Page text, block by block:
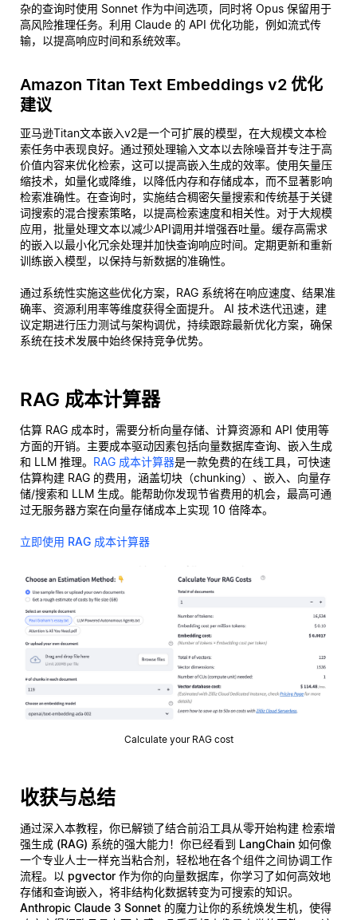
杂的查询时使用 Sonnet 作为中间选项，同时将 Opus 保留用于
高风险推理任务。利用 Claude 的 API 优化功能，例如流式传
输，以提高响应时间和系统效率。
Amazon Titan Text Embeddings v2 优化
建议
亚马逊Titan文本嵌入v2是一个可扩展的模型，在大规模文本检
索任务中表现良好。通过预处理输入文本以去除噪音并专注于高
价值内容来优化检索，这可以提高嵌入生成的效率。使用矢量压
缩技术，如量化或降维，以降低内存和存储成本，而不显著影响
检索准确性。在查询时，实施结合稠密矢量搜索和传统基于关键
词搜索的混合搜索策略，以提高检索速度和相关性。对于大规模
应用，批量处理文本以减少API调用并增强吞吐量。缓存高需求
的嵌入以最小化冗余处理并加快查询响应时间。定期更新和重新
训练嵌入模型，以保持与新数据的准确性。
通过系统性实施这些优化方案，RAG 系统将在响应速度、结果准
确率、资源利用率等维度获得全面提升。 AI 技术迭代迅速，建
议定期进行压力测试与架构调优，持续跟踪最新优化方案，确保
系统在技术发展中始终保持竞争优势。
RAG 成本计算器
估算 RAG 成本时，需要分析向量存储、计算资源和 API 使用等
方面的开销。主要成本驱动因素包括向量数据库查询、嵌入生成
和 LLM 推理。 RAG 成本计算器是一款免费的在线工具，可快速
估算构建 RAG 的费用，涵盖切块（chunking）、嵌入、向量存
储/搜索和 LLM 生成。能帮助你发现节省费用的机会，最高可通
过无服务器方案在向量存储成本上实现 10 倍降本。
立即使用 RAG 成本计算器
Calculate your RAG cost
收获与总结
通过深入本教程，你已解锁了结合前沿工具从零开始构建 检索增
强生成 (RAG) 系统的强大能力！你已经看到 LangChain 如何像
一个专业人士一样充当粘合剂，轻松地在各个组件之间协调工作
流程。以 pgvector 作为你的向量数据库，你学习了如何高效地
存储和查询嵌入，将非结构化数据转变为可搜索的知识。
Anthropic Claude 3 Sonnet 的魔力让你的系统焕发生机，使得